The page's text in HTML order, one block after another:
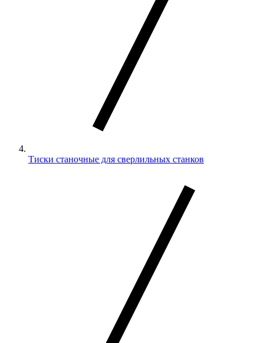
Тиски станочные для сверлильных станков